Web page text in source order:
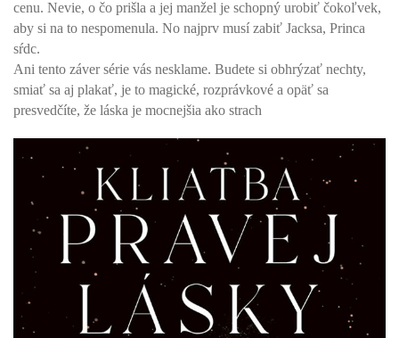
cenu. Nevie, o čo prišla a jej manžel je schopný urobiť čokoľvek,
aby si na to nespomenula. No najprv musí zabiť Jacksa, Princa
sŕdc.
Ani tento záver série vás nesklame. Budete si obhrýzať nechty,
smiať sa aj plakať, je to magické, rozprávkové a opäť sa
presvedčíte, že láska je mocnejšia ako strach